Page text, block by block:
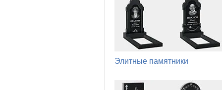
Элитные памятники